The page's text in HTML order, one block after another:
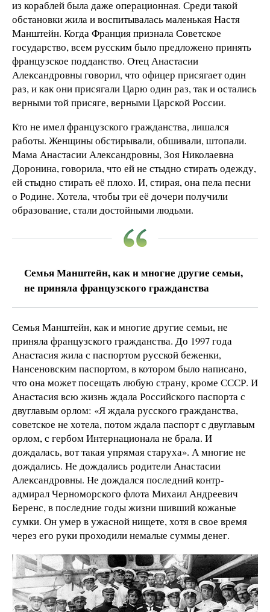
из кораблей была даже операционная. Среди такой
обстановки жила и воспитывалась маленькая Настя
Манштейн. Когда Франция признала Советское
государство, всем русским было предложено принять
французское подданство. Отец Анастасии
Александровны говорил, что офицер присягает один
раз, и как они присягали Царю один раз, так и остались
верными той присяге, верными Царской России.
Кто не имел французского гражданства, лишался
работы. Женщины обстирывали, обшивали, штопали.
Мама Анастасии Александровны, Зоя Николаевна
Доронина, говорила, что ей не стыдно стирать одежду,
ей стыдно стирать её плохо. И, стирая, она пела песни
о Родине. Хотела, чтобы три её дочери получили
образование, стали достойными людьми.
Семья Манштейн, как и многие другие семьи,
не приняла французского гражданства
Семья Манштейн, как и многие другие семьи, не
приняла французского гражданства. До 1997 года
Анастасия жила с паспортом русской беженки,
Нансеновским паспортом, в котором было написано,
что она может посещать любую страну, кроме СССР. И
Анастасия всю жизнь ждала Российского паспорта с
двуглавым орлом: «Я ждала русского гражданства,
советское не хотела, потом ждала паспорт с двуглавым
орлом, с гербом Интернационала не брала. И
дождалась, вот такая упрямая старуха». А многие не
дождались. Не дождались родители Анастасии
Александровны. Не дождался последний контр-
адмирал Черноморского флота Михаил Андреевич
Беренс, в последние годы жизни шивший кожаные
сумки. Он умер в ужасной нищете, хотя в свое время
через его руки проходили немалые суммы денег.